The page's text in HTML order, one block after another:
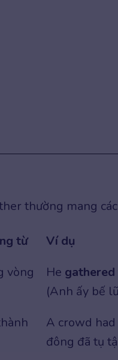
thường mang
từ
Ví dụ
vòng
He gathered
(Anh ấy bế
A crowd had
đông đã tụ